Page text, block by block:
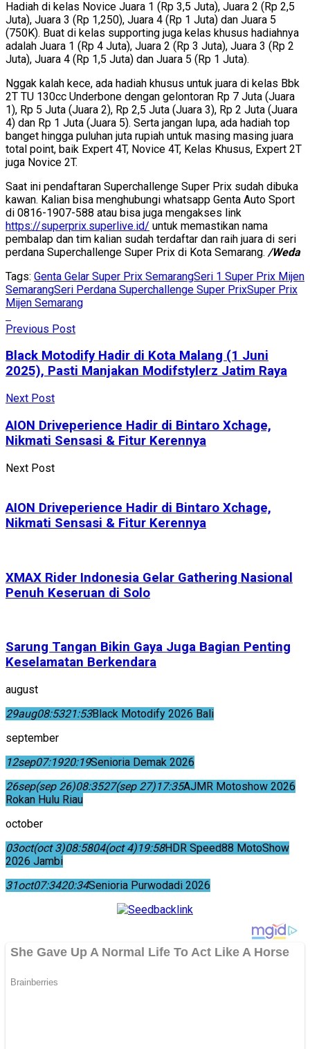
Hadiah di kelas Novice Juara 1 (Rp 3,5 Juta), Juara 2 (Rp 2,5
Juta), Juara 3 (Rp 1,250), Juara 4 (Rp 1 Juta) dan Juara 5
(750K). Buat di kelas supporting juga kelas khusus hadiahnya
adalah Juara 1 (Rp 4 Juta), Juara 2 (Rp 3 Juta), Juara 3 (Rp 2
Juta), Juara 4 (Rp 1,5 Juta) dan Juara 5 (Rp 1 Juta).
Nggak kalah kece, ada hadiah khusus untuk juara di kelas Bbk
2T TU 130cc Underbone dengan gelontoran Rp 7 Juta (Juara
1), Rp 5 Juta (Juara 2), Rp 2,5 Juta (Juara 3), Rp 2 Juta (Juara
4) dan Rp 1 Juta (Juara 5). Serta jangan lupa, ada hadiah top
banget hingga puluhan juta rupiah untuk masing masing juara
total point, baik Expert 4T, Novice 4T, Kelas Khusus, Expert 2T
juga Novice 2T.
Saat ini pendaftaran Superchallenge Super Prix sudah dibuka
kawan. Kalian bisa menghubungi whatsapp Genta Auto Sport
di 0816-1907-588 atau bisa juga mengakses link
https://superprix.superlive.id/ untuk memastikan nama
pembalap dan tim kalian sudah terdaftar dan raih juara di seri
perdana Superchallenge Super Prix di Kota Semarang. /Weda
Tags: Genta Gelar Super Prix SemarangSeri 1 Super Prix Mijen
SemarangSeri Perdana Superchallenge Super PrixSuper Prix
Mijen Semarang
Previous Post
Black Motodify Hadir di Kota Malang (1 Juni
2025), Pasti Manjakan Modifstylerz Jatim Raya
Next Post
AION Driveperience Hadir di Bintaro Xchage,
Nikmati Sensasi & Fitur Kerennya
Next Post
AION Driveperience Hadir di Bintaro Xchage,
Nikmati Sensasi & Fitur Kerennya
XMAX Rider Indonesia Gelar Gathering Nasional
Penuh Keseruan di Solo
Sarung Tangan Bikin Gaya Juga Bagian Penting
Keselamatan Berkendara
august
29aug08:5321:53Black Motodify 2026 Bali
september
12sep07:1920:19Senioria Demak 2026
26sep(sep 26)08:3527(sep 27)17:35AJMR Motoshow 2026
Rokan Hulu Riau
october
03oct(oct 3)08:5804(oct 4)19:58HDR Speed88 MotoShow
2026 Jambi
31oct07:3420:34Senioria Purwodadi 2026